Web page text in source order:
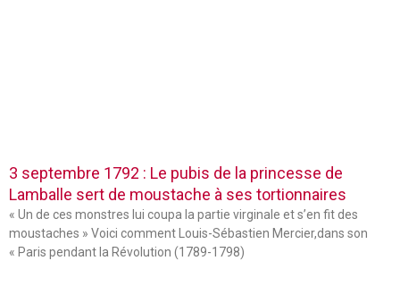
3 septembre 1792 : Le pubis de la princesse de
Lamballe sert de moustache à ses tortionnaires
« Un de ces monstres lui coupa la partie virginale et s’en fit des
moustaches » Voici comment Louis-Sébastien Mercier,dans son
« Paris pendant la Révolution (1789-1798)